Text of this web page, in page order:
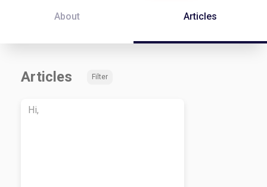
About Articles
Articles Filter
Hi,